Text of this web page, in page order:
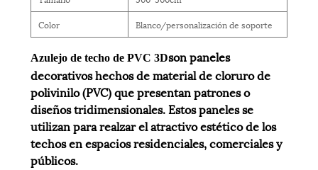
Color
Blanco/personalización de soporte
Azulejo de techo de PVC 3Dson paneles
decorativos hechos de material de cloruro de
polivinilo (PVC) que presentan patrones o
diseños tridimensionales. Estos paneles se
utilizan para realzar el atractivo estético de los
techos en espacios residenciales, comerciales y
públicos.